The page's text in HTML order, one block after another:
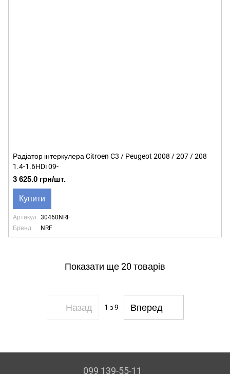
Радіатор інтеркулера Citroen C3 / Peugeot 2008 / 207 / 208
1.4-1.6HDi 09-
3 625.0 грн/шт.
Купити
Артикул
30460NRF
Бренд
NRF
Показати ще 20 товарів
Назад 1 з 9 Вперед
099 139-55-11